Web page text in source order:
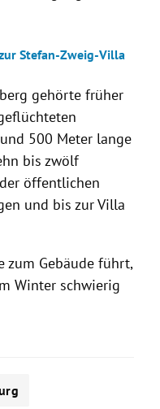
Stefan-Zweig-Villa
gehörte früher
500 Meter lange
bis zwölf
öffentlichen
und bis zur Villa
zum Gebäude führt,
Winter schwierig